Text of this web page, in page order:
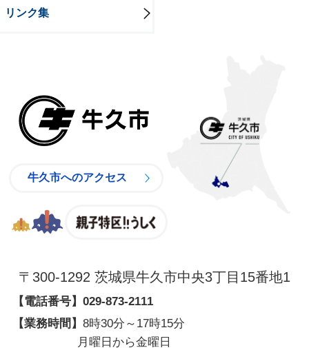
リンク集
牛久市へのアクセス
〒300-1292 茨城県牛久市中央3丁目15番地1
【電話番号】 029-873-2111
【業務時間】 8時30分～17時15分
月曜日から金曜日